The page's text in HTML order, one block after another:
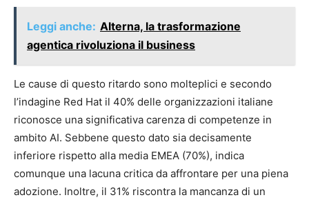
Leggi anche: Alterna, la trasformazione
agentica rivoluziona il business
Le cause di questo ritardo sono molteplici e secondo
l’indagine Red Hat il 40% delle organizzazioni italiane
riconosce una significativa carenza di competenze in
ambito AI. Sebbene questo dato sia decisamente
inferiore rispetto alla media EMEA (70%), indica
comunque una lacuna critica da affrontare per una piena
adozione. Inoltre, il 31% riscontra la mancanza di un